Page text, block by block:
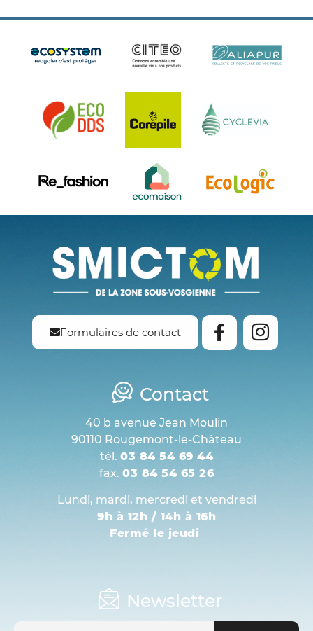
Formulaires de contact
Contact
40 b avenue Jean Moulin
90110 Rougemont-le-Château
tél. 03 84 54 69 44
fax. 03 84 54 65 26
Lundi, mardi, mercredi et vendredi
9h à 12h / 14h à 16h
Fermé le jeudi
Newsletter